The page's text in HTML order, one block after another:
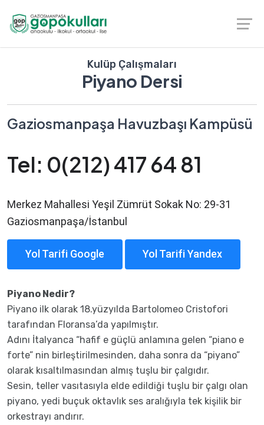
Kulüp Çalışmaları
Piyano Dersi
Gaziosmanpaşa Havuzbaşı Kampüsü
Tel: 0(212) 417 64 81
Merkez Mahallesi Yeşil Zümrüt Sokak No: 29-31
Gaziosmanpaşa/İstanbul
Yol Tarifi Google Yol Tarifi Yandex
Piyano Nedir?
Piyano ilk olarak 18.yüzyılda Bartolomeo Cristofori
tarafından Floransa’da yapılmıştır.
Adını İtalyanca “hafif e güçlü anlamına gelen “piano e
forte” nin birleştirilmesinden, daha sonra da “piyano”
olarak kısaltılmasından almış tuşlu bir çalgıdır.
Sesin, teller vasıtasıyla elde edildiği tuşlu bir çalgı olan
piyano, yedi buçuk oktavlık ses aralığıyla tek kişilik bir
orkestrayı andırır.